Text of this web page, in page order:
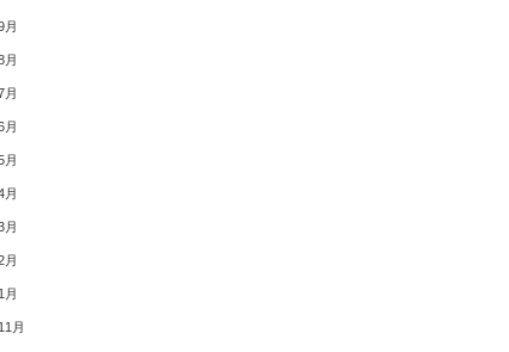
月
月
月
月
月
月
月
月
月
月